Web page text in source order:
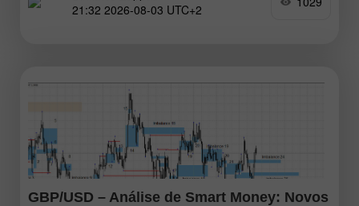
77,50 e tende a se recuperar acima
21:32 2026-08-03 UTC+2
GBP/USD – Análise de Smart Money: Novos